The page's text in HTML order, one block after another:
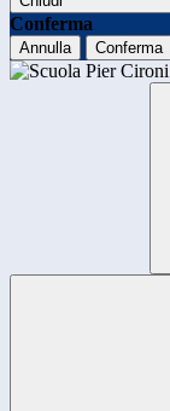
Conferma
Annulla Conferma